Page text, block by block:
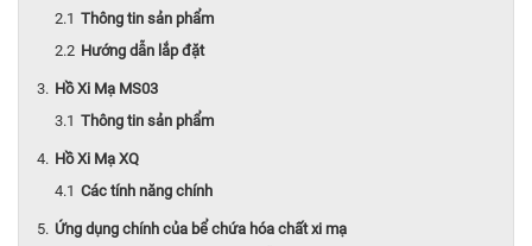
Thông tin sản phẩm
Hướng dẫn lắp đặt
Hồ Xi Mạ MS03
Thông tin sản phẩm
Hồ Xi Mạ XQ
Các tính năng chính
Ứng dụng chính của bể chứa hóa chất xi mạ